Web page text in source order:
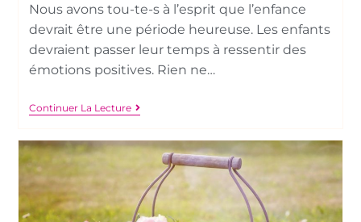
Nous avons tou-te-s à l’esprit que l’enfance
devrait être une période heureuse. Les enfants
devraient passer leur temps à ressentir des
émotions positives. Rien ne…
Continuer La Lecture